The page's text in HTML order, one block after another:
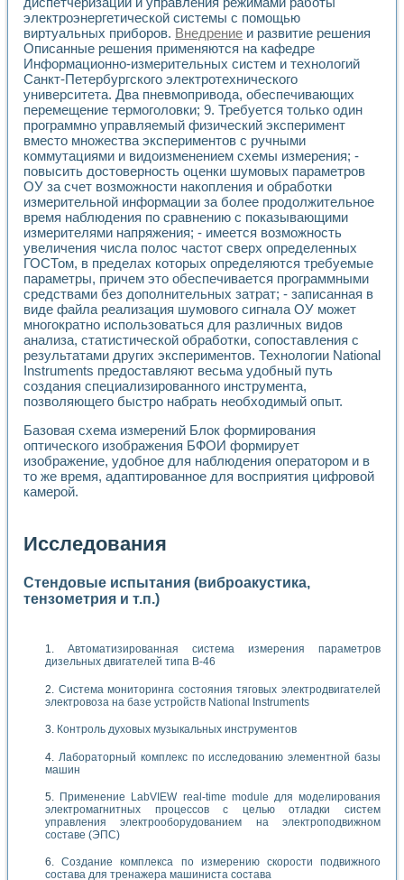
электроэнергетической системы с помощью
виртуальных приборов. Внедрение и развитие решения
Описанные решения применяются на кафедре
Информационно-измерительных систем и технологий
Санкт-Петербургского электротехнического
университета. Два пневмопривода, обеспечивающих
перемещение термоголовки; 9. Требуется только один
программно управляемый физический эксперимент
вместо множества экспериментов с ручными
коммутациями и видоизменением схемы измерения; -
повысить достоверность оценки шумовых параметров
ОУ за счет возможности накопления и обработки
измерительной информации за более продолжительное
время наблюдения по сравнению с показывающими
измерителями напряжения; - имеется возможность
увеличения числа полос частот сверх определенных
ГОСТом, в пределах которых определяются требуемые
параметры, причем это обеспечивается программными
средствами без дополнительных затрат; - записанная в
виде файла реализация шумового сигнала ОУ может
многократно использоваться для различных видов
анализа, статистической обработки, сопоставления с
результатами других экспериментов. Технологии National
Instruments предоставляют весьма удобный путь
создания специализированного инструмента,
позволяющего быстро набрать необходимый опыт.
Базовая схема измерений Блок формирования
оптического изображения БФОИ формирует
изображение, удобное для наблюдения оператором и в
то же время, адаптированное для восприятия цифровой
камерой.
Исследования
Стендовые испытания (виброакустика,
тензометрия и т.п.)
Автоматизированная система измерения параметров
дизельных двигателей типа В-46
Система мониторинга состояния тяговых электродвигателей
электровоза на базе устройств National Instruments
Контроль духовых музыкальных инструментов
Лабораторный комплекс по исследованию элементной базы
машин
Применение LabVIEW real-time module для моделирования
электромагнитных процессов с целью отладки систем
управления электрооборудованием на электроподвижном
составе (ЭПС)
Создание комплекса по измерению скорости подвижного
состава для тренажера машиниста состава